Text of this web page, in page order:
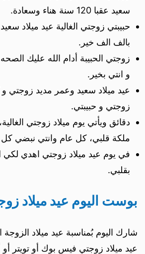
سعيد عقبا 120 سنة هناء وسعادة.
حبيبتي زوجتي الغالية عيد ميلاد
بالف الف خير.
زوجتي الحبيبة أدام الله عليك
و انتي بخير.
عيد ميلاد سعيد وعمر مديد زوجتي
زوجتي و حبيبتي.
دقائق ويأتي يوم ميلاد زوجتي
ملكة قلبي، كل عام وانتي نبضي كل
في يوم عيد ميلاد زوجتي اهدي لكي
بقلبي.
بوست اليوم عيد ميلاد
شارك اليوم بُمناسبة عيد ميلاد
عيد ميلاد زوجتي فيس بوك أو تويتر